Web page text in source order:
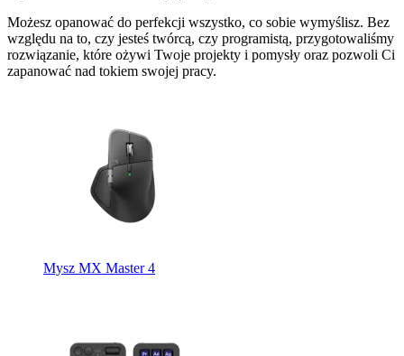
Możesz opanować do perfekcji wszystko, co sobie wymyślisz. Bez
względu na to, czy jesteś twórcą, czy programistą, przygotowaliśmy
rozwiązanie, które ożywi Twoje projekty i pomysły oraz pozwoli Ci
zapanować nad tokiem swojej pracy.
Mysz MX Master 4